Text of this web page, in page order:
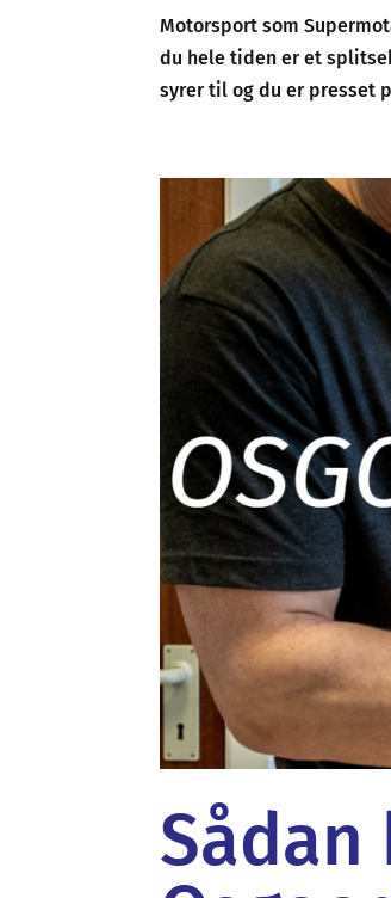
Motorsport som
du hele tiden er et
syrer til og du er presset